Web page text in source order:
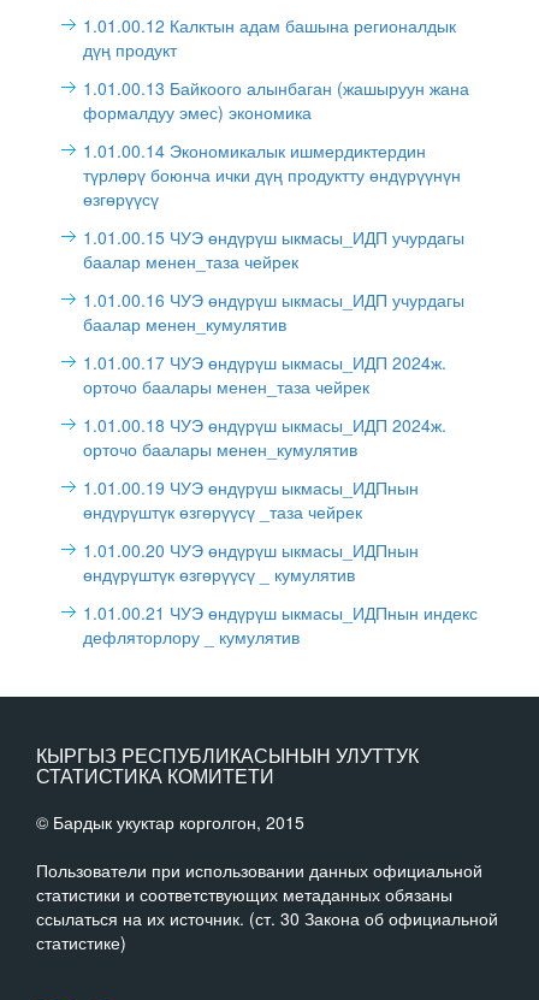
1.01.00.12 Калктын адам башына регионалдык
дүң продукт
1.01.00.13 Байкоого алынбаган (жашыруун жана
формалдуу эмес) экономика
1.01.00.14 Экономикалык ишмердиктердин
түрлөрү боюнча ички дүң продуктту өндүрүүнүн
өзгөрүүсү
1.01.00.15 ЧУЭ өндүрүш ыкмасы_ИДП учурдагы
баалар менен_таза чейрек
1.01.00.16 ЧУЭ өндүрүш ыкмасы_ИДП учурдагы
баалар менен_кумулятив
1.01.00.17 ЧУЭ өндүрүш ыкмасы_ИДП 2024ж.
орточо баалары менен_таза чейрек
1.01.00.18 ЧУЭ өндүрүш ыкмасы_ИДП 2024ж.
орточо баалары менен_кумулятив
1.01.00.19 ЧУЭ өндүрүш ыкмасы_ИДПнын
өндүрүштүк өзгөрүүсү _таза чейрек
1.01.00.20 ЧУЭ өндүрүш ыкмасы_ИДПнын
өндүрүштүк өзгөрүүсү _ кумулятив
1.01.00.21 ЧУЭ өндүрүш ыкмасы_ИДПнын индекс
дефляторлору _ кумулятив
КЫРГЫЗ РЕСПУБЛИКАСЫНЫН УЛУТТУК
СТАТИСТИКА КОМИТЕТИ
© Бардык укуктар корголгон, 2015
Пользователи при использовании данных официальной
статистики и соответствующих метаданных обязаны
ссылаться на их источник. (ст. 30 Закона об официальной
статистике)